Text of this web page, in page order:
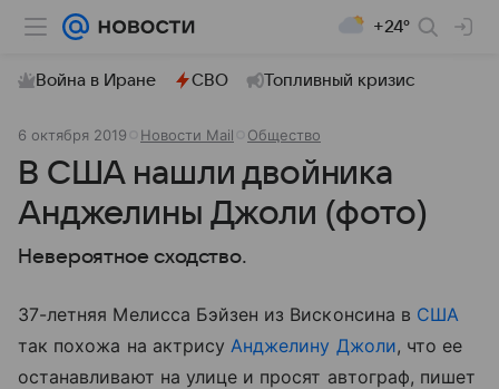
+24°
Война в Иране СВО Топливный кризис
6 октября 2019 Новости Mail Общество
В США нашли двойника
Анджелины Джоли (фото)
Невероятное сходство.
37-летняя Мелисса Бэйзен из Висконсина в США
так похожа на актрисуАнджелину Джоли, что ее
останавливают на улице и просят автограф, пишет